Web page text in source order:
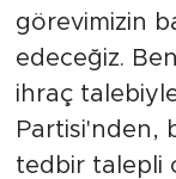
görevimizin
edeceğiz.
ihraç
Partisi'nden,
tedbir talepli